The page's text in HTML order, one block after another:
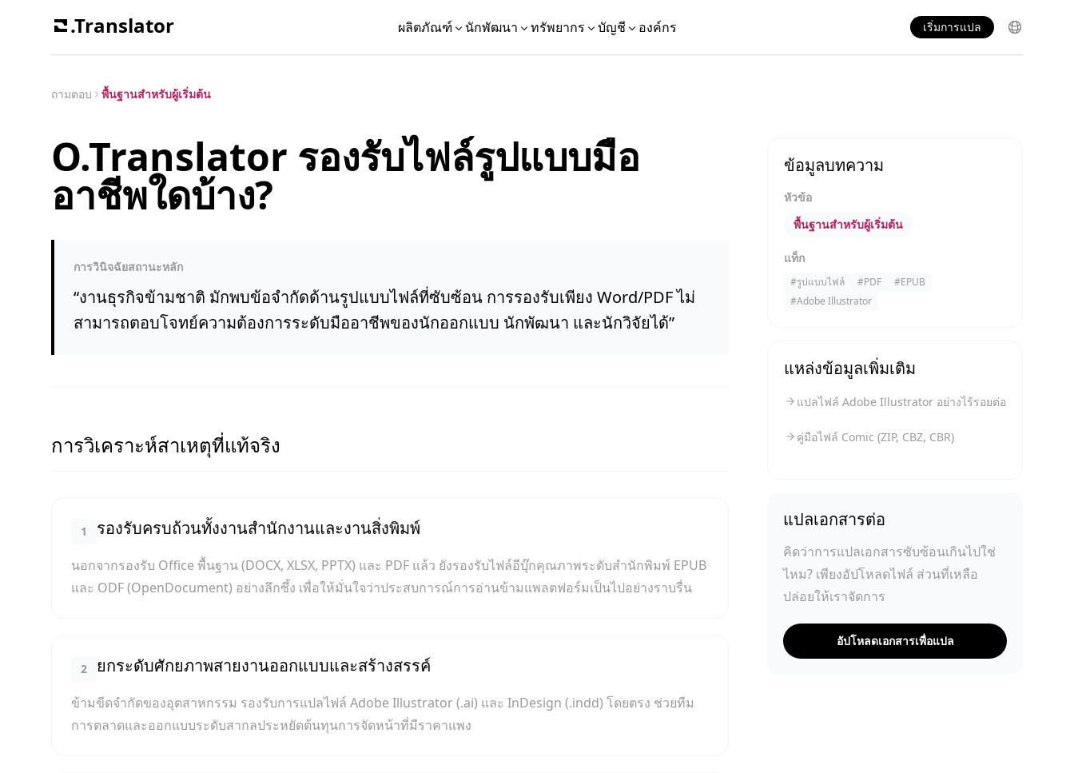
.Translator ผลิตภัณฑ์ นักพัฒนา ทรัพยากร บัญชี องค์กร เริ่มการแปล
ถามตอบ พื้นฐานสำหรับผู้เริ่มต้น
O.Translator รองรับไฟล์รูปแบบมือ
อาชีพใดบ้าง?
การวินิจฉัยสถานะหลัก
“งานธุรกิจข้ามชาติ มักพบข้อจำกัดด้านรูปแบบไฟล์ที่ซับซ้อน การรองรับเพียง Word/PDF ไม่
สามารถตอบโจทย์ความต้องการระดับมืออาชีพของนักออกแบบ นักพัฒนา และนักวิจัยได้”
การวิเคราะห์สาเหตุที่แท้จริง
1 รองรับครบถ้วนทั้งงานสำนักงานและงานสิ่งพิมพ์
นอกจากรองรับ Office พื้นฐาน (DOCX, XLSX, PPTX) และ PDF แล้ว ยังรองรับไฟล์อีบุ๊กคุณภาพระดับสำนักพิมพ์ EPUB
และ ODF (OpenDocument) อย่างลึกซึ้ง เพื่อให้มั่นใจว่าประสบการณ์การอ่านข้ามแพลตฟอร์มเป็นไปอย่างราบรื่น
2 ยกระดับศักยภาพสายงานออกแบบและสร้างสรรค์
ข้ามขีดจำกัดของอุตสาหกรรม รองรับการแปลไฟล์ Adobe Illustrator (.ai) และ InDesign (.indd) โดยตรง ช่วยทีม
การตลาดและออกแบบระดับสากลประหยัดต้นทุนการจัดหน้าที่มีราคาแพง
ข้อมูลบทความ
หัวข้อ
พื้นฐานสำหรับผู้เริ่มต้น
แท็ก
#รูปแบบไฟล์ #PDF #EPUB
#Adobe Illustrator
แหล่งข้อมูลเพิ่มเติม
แปลไฟล์ Adobe Illustrator อย่างไร้รอยต่อ
คู่มือไฟล์ Comic (ZIP, CBZ, CBR)
แปลเอกสารต่อ
คิดว่าการแปลเอกสารซับซ้อนเกินไปใช่
ไหม? เพียงอัปโหลดไฟล์ ส่วนที่เหลือ
ปล่อยให้เราจัดการ
อัปโหลดเอกสารเพื่อแปล